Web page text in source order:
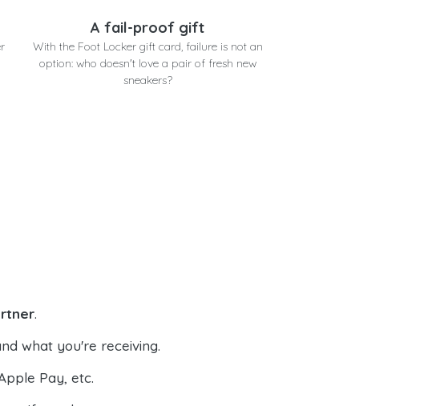
A fail-proof gift
With the Foot Locker gift card, failure is not an
option: who doesn't love a pair of fresh new
sneakers?
.
what you're receiving.
Pay, etc.